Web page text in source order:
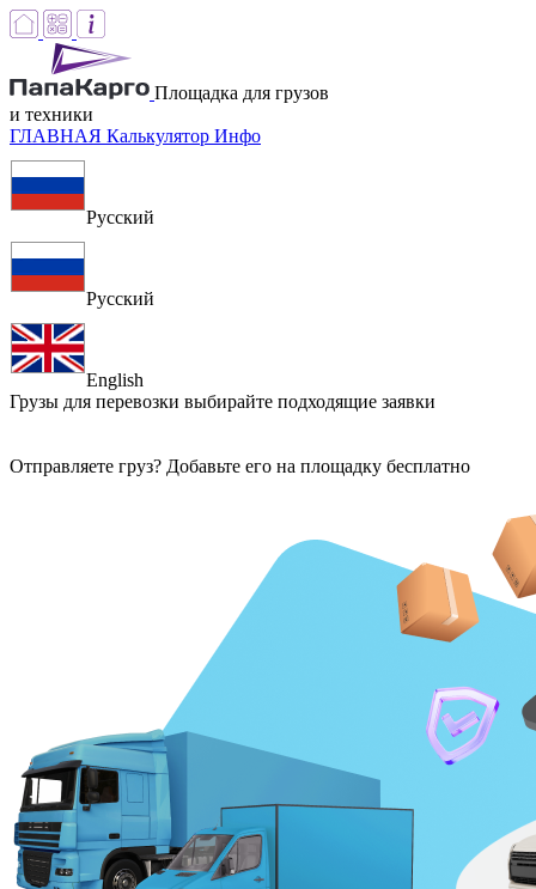
Площадка для грузов
и техники
ГЛАВНАЯ Калькулятор Инфо
Русский
Русский
English
Грузы для перевозки выбирайте подходящие заявки
Отправляете груз? Добавьте его на площадку бесплатно